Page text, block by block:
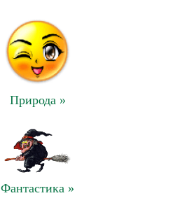
Природа »
Фантастика »